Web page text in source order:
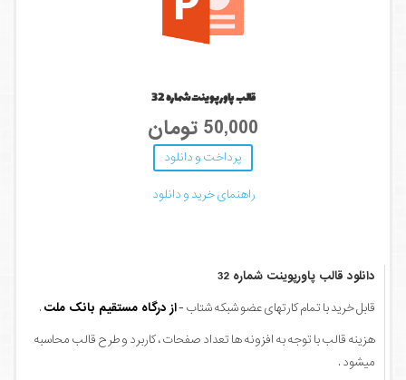
قالب پاورپوینت شماره 32
50,000 تومان
پرداخت و دانلود
راهنمای خرید و دانلود
دانلود قالب پاورپوینت شماره 32
قابل خرید با تمام کارتهای عضو شبکه شتاب -از درگاه مستقیم بانک ملت .
هزینه قالب با توجه به افزونه ها تعداد صفحات ، کاربرد و طرح قالب محاسبه
میشود .